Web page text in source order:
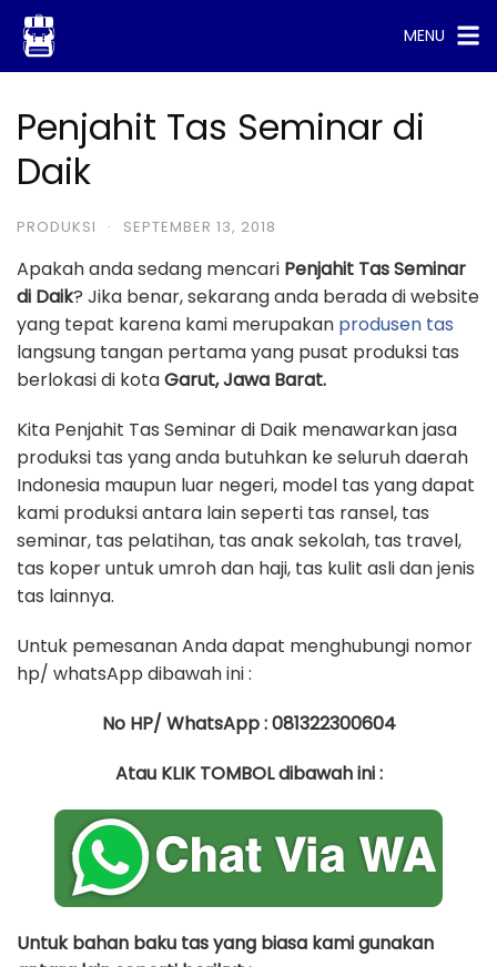
Skip
content
MENU
Penjahit Tas Seminar di
Daik
PRODUKSI · SEPTEMBER 13, 2018
Apakah anda sedang mencari Penjahit Tas Seminar
di Daik? Jika benar, sekarang anda berada di website
yang tepat karena kami merupakan produsen tas
langsung tangan pertama yang pusat produksi tas
berlokasi di kotaGarut, Jawa Barat.
Kita Penjahit Tas Seminar di Daik menawarkan jasa
produksi tas yang anda butuhkan ke seluruh daerah
Indonesia maupun luar negeri, model tas yang dapat
kami produksi antara lain seperti tas ransel, tas
seminar, tas pelatihan, tas anak sekolah, tas travel,
tas koper untuk umroh dan haji, tas kulit asli dan jenis
tas lainnya.
Untuk pemesanan Anda dapat menghubungi nomor
hp/ whatsApp dibawah ini :
No HP/ WhatsApp : 081322300604
Atau KLIK TOMBOL dibawah ini :
Untuk bahan baku tas yang biasa kami gunakan